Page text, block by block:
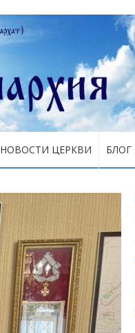
НОВОСТИ ЦЕРКВИ БЛОГ